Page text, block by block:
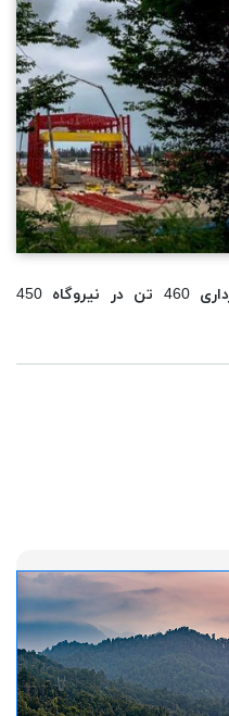
جرثقیل‌های سقفی با ظرفیت باربرداری 460 تن در نیروگاه 450